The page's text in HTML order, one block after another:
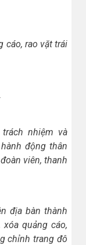
cáo, rao vặt trái
nhiệm và
động thân
viên, thanh
địa bàn thành
quảng cáo,
chỉnh trang đô